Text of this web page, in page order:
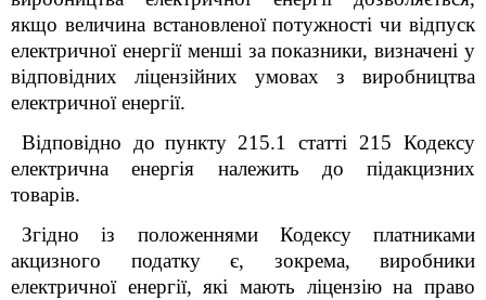
якщо величина встановленої потужності чи відпуск
електричної енергії менші за показники, визначені у
відповідних ліцензійних умовах з виробництва
електричної енергії.
Відповідно до пункту 215.1 статті 215 Кодексу
електрична енергія належить до підакцизних
товарів.
Згідно із положеннями Кодексу платниками
акцизного податку є, зокрема, виробники
електричної енергії, які мають ліцензію на право